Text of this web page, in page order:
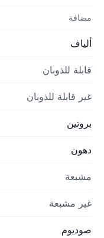
مضافة
ألياف
قابلة للذوبان
غير قابلة للذوبان
بروتين
دهون
مشبعة
غير مشبعة
صوديوم